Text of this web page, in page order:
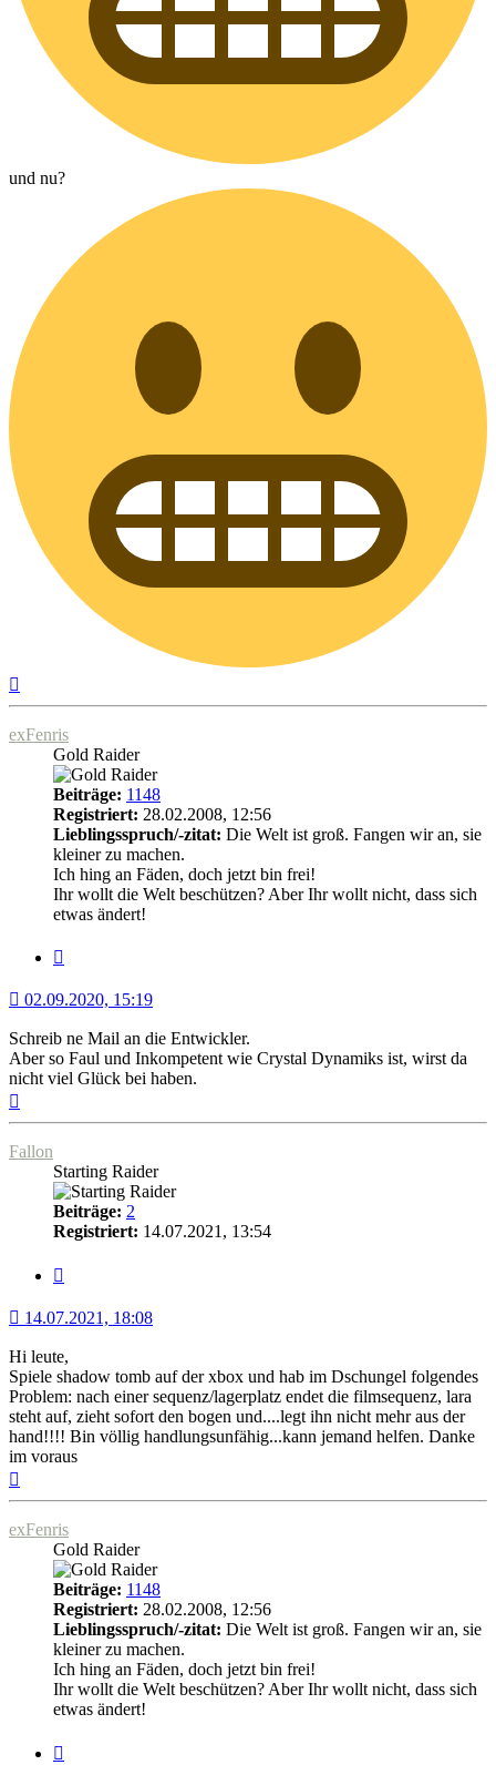
und nu?
exFenris
Gold Raider
Beiträge: 1148
Registriert: 28.02.2008, 12:56
Lieblingsspruch/-zitat: Die Welt ist groß. Fangen wir an, sie
kleiner zu machen.
Ich hing an Fäden, doch jetzt bin frei!
Ihr wollt die Welt beschützen? Aber Ihr wollt nicht, dass sich
etwas ändert!
02.09.2020, 15:19
Schreib ne Mail an die Entwickler.
Aber so Faul und Inkompetent wie Crystal Dynamiks ist, wirst da
nicht viel Glück bei haben.
Fallon
Starting Raider
Beiträge: 2
Registriert: 14.07.2021, 13:54
14.07.2021, 18:08
Hi leute,
Spiele shadow tomb auf der xbox und hab im Dschungel folgendes
Problem: nach einer sequenz/lagerplatz endet die filmsequenz, lara
steht auf, zieht sofort den bogen und....legt ihn nicht mehr aus der
hand!!!! Bin völlig handlungsunfähig...kann jemand helfen. Danke
im voraus
exFenris
Gold Raider
Beiträge: 1148
Registriert: 28.02.2008, 12:56
Lieblingsspruch/-zitat: Die Welt ist groß. Fangen wir an, sie
kleiner zu machen.
Ich hing an Fäden, doch jetzt bin frei!
Ihr wollt die Welt beschützen? Aber Ihr wollt nicht, dass sich
etwas ändert!